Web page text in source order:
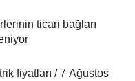
ticari bağları
fiyatları / 7 Ağustos